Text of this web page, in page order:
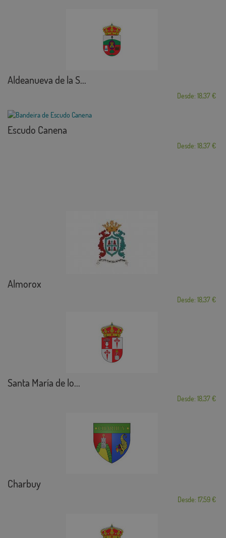
Aldeanueva de la S...
Desde: 18,37 €
Escudo Canena
Desde: 18,37 €
Almorox
Desde: 18,37 €
Santa María de lo...
Desde: 18,37 €
Charbuy
Desde: 17,59 €